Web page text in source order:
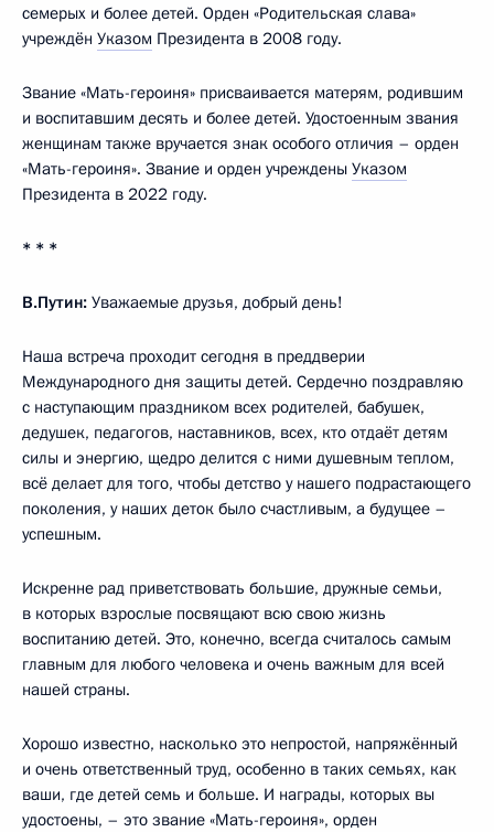
семерых и более детей. Орден «Родительская слава»
учреждён Указом Президента в 2008 году.
Звание «Мать-героиня» присваивается матерям, родившим
и воспитавшим десять и более детей. Удостоенным звания
женщинам также вручается знак особого отличия – орден
«Мать-героиня». Звание и орден учреждены Указом
Президента в 2022 году.
* * *
В.Путин: Уважаемые друзья, добрый день!
Наша встреча проходит сегодня в преддверии
Международного дня защиты детей. Сердечно поздравляю
с наступающим праздником всех родителей, бабушек,
дедушек, педагогов, наставников, всех, кто отдаёт детям
силы и энергию, щедро делится с ними душевным теплом,
всё делает для того, чтобы детство у нашего подрастающего
поколения, у наших деток было счастливым, а будущее –
успешным.
Искренне рад приветствовать большие, дружные семьи,
в которых взрослые посвящают всю свою жизнь
воспитанию детей. Это, конечно, всегда считалось самым
главным для любого человека и очень важным для всей
нашей страны.
Хорошо известно, насколько это непростой, напряжённый
и очень ответственный труд, особенно в таких семьях, как
ваши, где детей семь и больше. И награды, которых вы
удостоены, – это звание «Мать-героиня», орден